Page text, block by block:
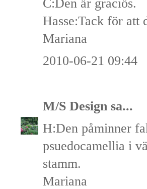
C:Den är graciös.
Hasse:Tack för att
Mariana
2010-06-21 09:44
M/S Design sa...
H:Den påminner
psuedocamellia i
stamm.
Mariana